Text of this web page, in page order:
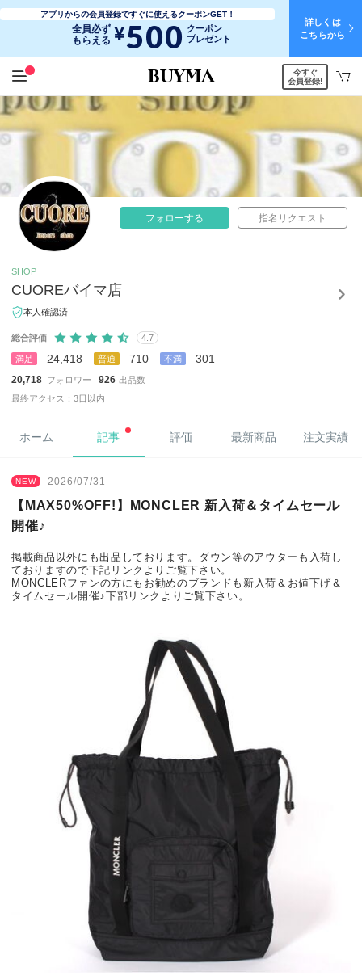
アプリからの会員登録ですぐに使えるクーポンGET！
全員必ず
もらえる ¥500 クーポン
プレゼント
詳しくは
こちらから
今すぐ
会員登録!
フォローする 指名リクエスト
SHOP
CUOREバイマ店
本人確認済
総合評価 4.7
満足 24,418 普通 710 不満 301
20,718 フォロワー 926 出品数
最終アクセス：3日以内
ホーム 記事 評価 最新商品 注文実績
NEW 2026/07/31
【MAX50%OFF!】MONCLER 新入荷＆タイムセール
開催♪
掲載商品以外にも出品しております。ダウン等のアウターも入荷し
ておりますので下記リンクよりご覧下さい。
MONCLERファンの方にもお勧めのブランドも新入荷＆お値下げ＆
タイムセール開催♪下部リンクよりご覧下さい。